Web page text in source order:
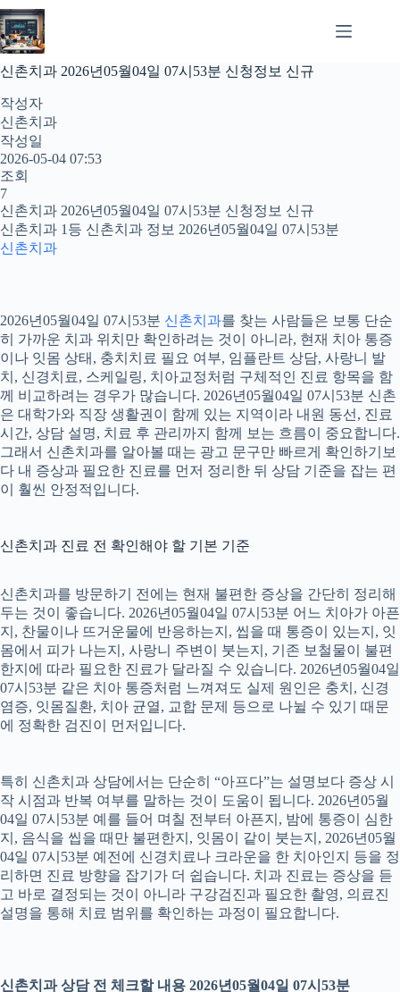
본
문
으
로
건
너
뛰
기
신촌치과 2026년05월04일 07시53분 신청정보 신규
작성자
신촌치과
작성일
2026-05-04 07:53
조회
7
신촌치과 2026년05월04일 07시53분 신청정보 신규
신촌치과 1등 신촌치과 정보 2026년05월04일 07시53분
신촌치과
2026년05월04일 07시53분 신촌치과를 찾는 사람들은 보통 단순
히 가까운 치과 위치만 확인하려는 것이 아니라, 현재 치아 통증
이나 잇몸 상태, 충치치료 필요 여부, 임플란트 상담, 사랑니 발
치, 신경치료, 스케일링, 치아교정처럼 구체적인 진료 항목을 함
께 비교하려는 경우가 많습니다. 2026년05월04일 07시53분 신촌
은 대학가와 직장 생활권이 함께 있는 지역이라 내원 동선, 진료
시간, 상담 설명, 치료 후 관리까지 함께 보는 흐름이 중요합니다.
그래서 신촌치과를 알아볼 때는 광고 문구만 빠르게 확인하기보
다 내 증상과 필요한 진료를 먼저 정리한 뒤 상담 기준을 잡는 편
이 훨씬 안정적입니다.
신촌치과 진료 전 확인해야 할 기본 기준
신촌치과를 방문하기 전에는 현재 불편한 증상을 간단히 정리해
두는 것이 좋습니다. 2026년05월04일 07시53분 어느 치아가 아픈
지, 찬물이나 뜨거운물에 반응하는지, 씹을 때 통증이 있는지, 잇
몸에서 피가 나는지, 사랑니 주변이 붓는지, 기존 보철물이 불편
한지에 따라 필요한 진료가 달라질 수 있습니다. 2026년05월04일
07시53분 같은 치아 통증처럼 느껴져도 실제 원인은 충치, 신경
염증, 잇몸질환, 치아 균열, 교합 문제 등으로 나뉠 수 있기 때문
에 정확한 검진이 먼저입니다.
특히 신촌치과 상담에서는 단순히 “아프다”는 설명보다 증상 시
작 시점과 반복 여부를 말하는 것이 도움이 됩니다. 2026년05월
04일 07시53분 예를 들어 며칠 전부터 아픈지, 밤에 통증이 심한
지, 음식을 씹을 때만 불편한지, 잇몸이 같이 붓는지, 2026년05월
04일 07시53분 예전에 신경치료나 크라운을 한 치아인지 등을 정
리하면 진료 방향을 잡기가 더 쉽습니다. 치과 진료는 증상을 듣
고 바로 결정되는 것이 아니라 구강검진과 필요한 촬영, 의료진
설명을 통해 치료 범위를 확인하는 과정이 필요합니다.
신촌치과 상담 전 체크할 내용 2026년05월04일 07시53분